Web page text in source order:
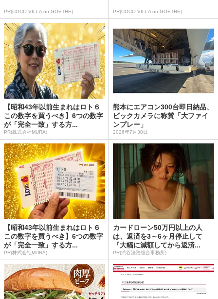
PR(COCO VILLA on GOETHE) PR(COCO VILLA on GOETHE)
【昭和43年以前生まれはロト６
この数字を買うべき】6つの数字
が「完全一致」する方...
PR(株式会社MURA)
熊本にエアコン300台即日納品、
ビックカメラに称賛「大ファイ
ンプレー」
2026年7月30日
【昭和43年以前生まれはロト６
この数字を買うべき】6つの数字
が「完全一致」する方...
PR(株式会社MURA)
カードローン50万円以上の人
は、返済を3～6ヶ月停止して
『大幅に減額してから返済...
PR(渋谷法務総合事務所)